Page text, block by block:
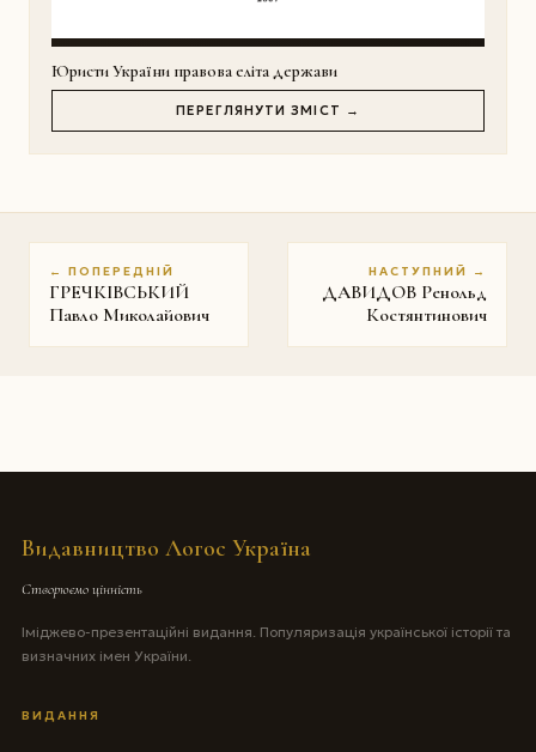
Юристи України правова еліта держави
ПЕРЕГЛЯНУТИ ЗМІСТ →
← ПОПЕРЕДНІЙ
ГРЕЧКІВСЬКИЙ
Павло Миколайович
НАСТУПНИЙ →
ДАВИДОВ Ренольд
Костянтинович
Видавництво Логос Україна
Створюємо цінність
Іміджево-презентаційні видання. Популяризація української історії та
визначних імен України.
ВИДАННЯ